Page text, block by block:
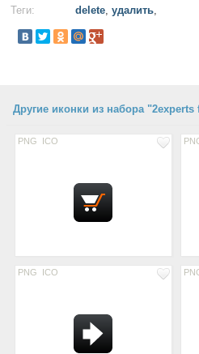
Теги: delete, удалить,
Другие иконки из набора
PNG ICO
PNG ICO